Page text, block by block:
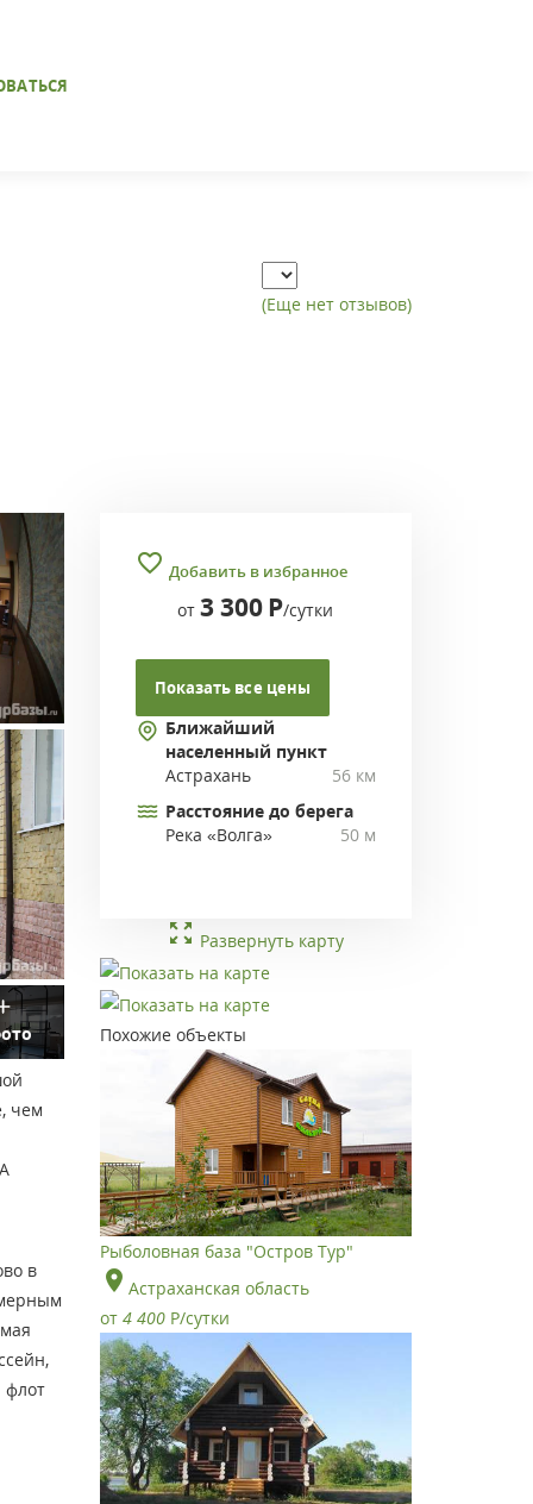
(Еще нет отзывов)
чем
в
флот
Добавить в избранное
от3 300 Р/сутки
Показать все цены
Ближайший
населенный пункт
Астрахань
56 км
Расстояние до берега
Река «Волга»
50 м
Развернуть карту
Похожие объекты
Рыболовная база "Остров Тур"
Астраханская область
от 4 400 Р/сутки